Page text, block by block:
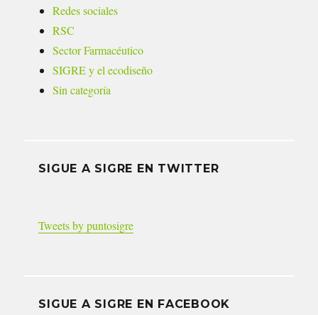
Redes sociales
RSC
Sector Farmacéutico
SIGRE y el ecodiseño
Sin categoría
SIGUE A SIGRE EN TWITTER
Tweets by puntosigre
SIGUE A SIGRE EN FACEBOOK